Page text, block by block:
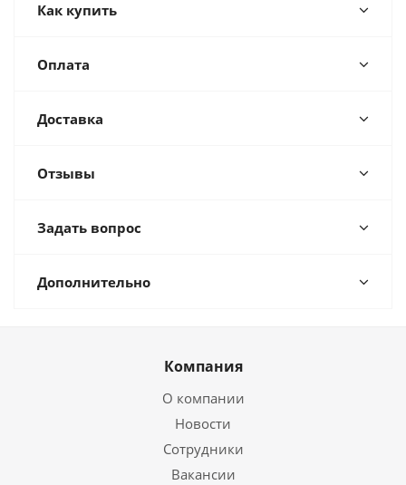
Как купить
Оплата
Доставка
Отзывы
Задать вопрос
Дополнительно
Компания
О компании
Новости
Сотрудники
Вакансии